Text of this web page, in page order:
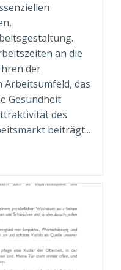
an die
der
das
Gesundheit
des
beiträgt...